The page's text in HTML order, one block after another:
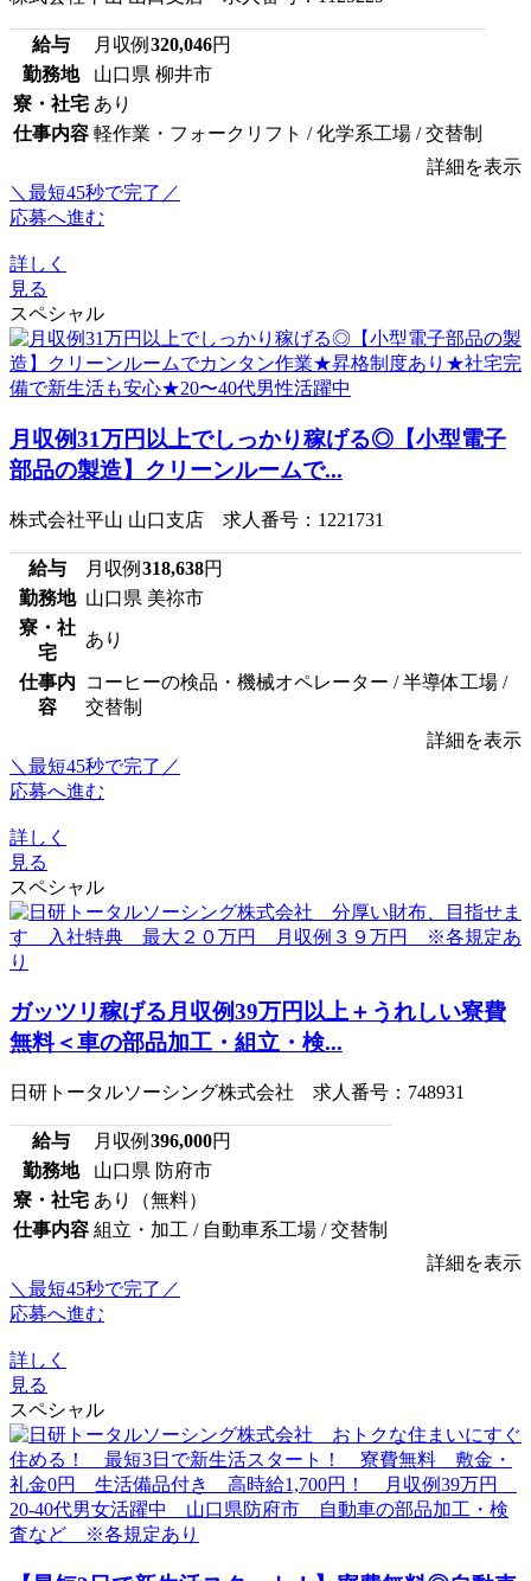
給与 月収例 320,046円
勤務地
山口県 柳井市
寮・社宅 あり
仕事内容 軽作業・フォークリフト / 化学系工場 / 交替制
詳細を表示
＼最短45秒で完了／
応募へ進む
詳しく
見る
スペシャル
月収例31万円以上でしっかり稼げる◎【小型電子
部品の製造】クリーンルームで...
株式会社平山 山口支店 求人番号：1221731
給与 月収例 318,638円
勤務地 山口県 美祢市
寮・社
宅
あり
仕事内
容
コーヒーの検品・機械オペレーター / 半導体工場 /
交替制
詳細を表示
＼最短45秒で完了／
応募へ進む
詳しく
見る
スペシャル
ガッツリ稼げる月収例39万円以上＋うれしい寮費
無料＜車の部品加工・組立・検...
日研トータルソーシング株式会社 求人番号：748931
給与 月収例 396,000円
勤務地
山口県 防府市
寮・社宅 あり（無料）
仕事内容 組立・加工 / 自動車系工場 / 交替制
詳細を表示
＼最短45秒で完了／
応募へ進む
詳しく
見る
スペシャル